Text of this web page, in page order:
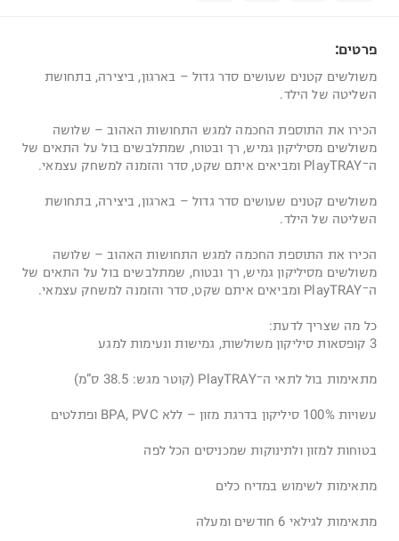
פרטים:
משולשים קטנים שעושים סדר גדול – בארגון, ביצירה, בתחושת
השליטה של הילד.
הכירו את התוספת החכמה למגש התחושות האהוב – שלושה
משולשים מסיליקון גמיש, רך ובטוח, שמתלבשים בול על התאים של
ה־PlayTRAY ומביאים איתם שקט, סדר והזמנה למשחק עצמאי.
משולשים קטנים שעושים סדר גדול – בארגון, ביצירה, בתחושת
השליטה של הילד.
הכירו את התוספת החכמה למגש התחושות האהוב – שלושה
משולשים מסיליקון גמיש, רך ובטוח, שמתלבשים בול על התאים של
ה־PlayTRAY ומביאים איתם שקט, סדר והזמנה למשחק עצמאי.
כל מה שצריך לדעת:
3 קופסאות סיליקון משולשות, גמישות ונעימות למגע
מתאימות בול לתאי ה־PlayTRAY (קוטר מגש: 38.5 ס”מ)
עשויות 100% סיליקון בדרגת מזון – ללא BPA, PVC ופתלטים
בטוחות למזון ולתינוקות שמכניסים הכל לפה
מתאימות לשימוש במדיח כלים
מתאימות לגילאי 6 חודשים ומעלה